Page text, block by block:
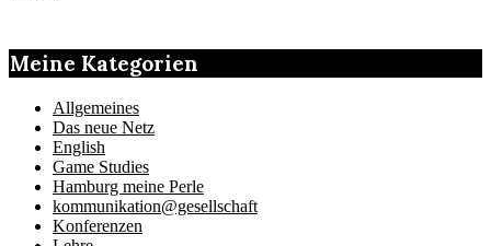
Meine Kategorien
Allgemeines
Das neue Netz
English
Game Studies
Hamburg meine Perle
kommunikation@gesellschaft
Konferenzen